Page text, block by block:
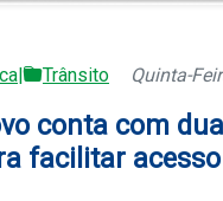
| Trânsito Quinta-
conta com
facilitar